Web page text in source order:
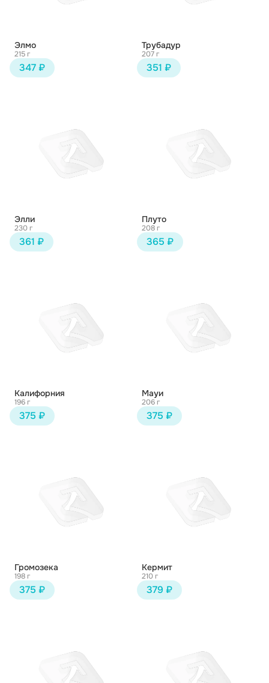
Элмо
215 г
347 ₽
Трубадур
207 г
351 ₽
Элли
230 г
361 ₽
Плуто
208 г
365 ₽
Калифорния
196 г
375 ₽
Мауи
206 г
375 ₽
Громозека
198 г
375 ₽
Кермит
210 г
379 ₽